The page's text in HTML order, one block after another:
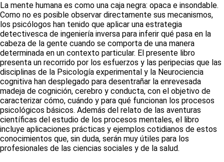
La mente humana es como una caja negra: opaca e insondable.
Como no es posible observar directamente sus mecanismos,
los psicólogos han tenido que aplicar una estrategia
detectivesca de ingeniería inversa para inferir qué pasa en la
cabeza de la gente cuando se comporta de una manera
determinada en un contexto particular. El presente libro
presenta un recorrido por los esfuerzos y las peripecias que las
disciplinas de la Psicología experimental y la Neurociencia
cognitiva han desplegado para desentrañar la enrevesada
madeja de cognición, cerebro y conducta, con el objetivo de
caracterizar cómo, cuándo y para qué funcionan los procesos
psicológicos básicos. Además del relato de las aventuras
científicas del estudio de los procesos mentales, el libro
incluye aplicaciones prácticas y ejemplos cotidianos de estos
conocimientos que, sin duda, serán muy útiles para los
profesionales de las ciencias sociales y de la salud.